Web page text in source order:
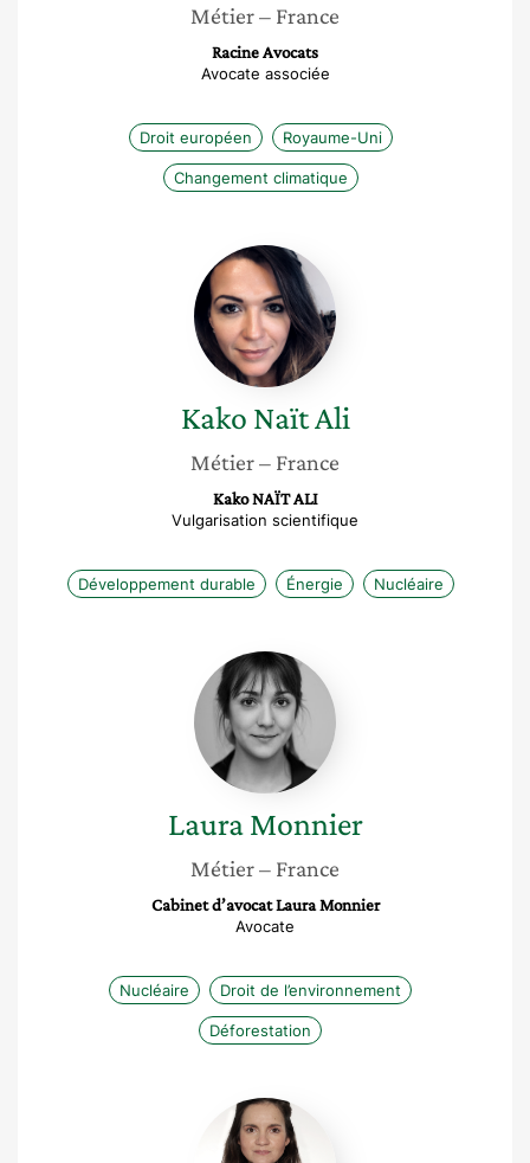
Métier– France
Racine Avocats
Avocate associée
Droit européen Royaume-Uni
Changement climatique
Kako
Naït
Ali
Kako Naït Ali
Métier– France
Kako NAÏT ALI
Vulgarisation scientifique
Développement durable Énergie Nucléaire
Laura
Monnier
Laura Monnier
Métier– France
Cabinet d’avocat Laura Monnier
Avocate
Nucléaire Droit de l’environnement
Déforestation
Aurore
Emmanuelle
Rubio